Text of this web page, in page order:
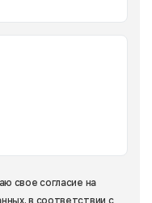
свое согласие на